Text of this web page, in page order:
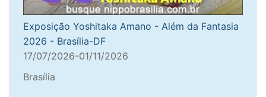
Exposição Yoshitaka Amano - Além da Fantasia
2026 - Brasília-DF
17/07/2026-01/11/2026
Brasília